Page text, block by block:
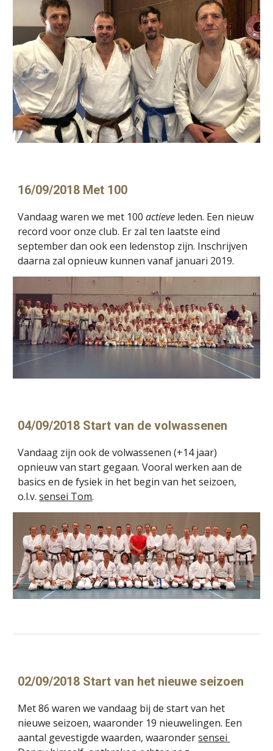
16/09/2018 Met 100
Vandaag waren we met 100 actieve leden. Een nieuw
record voor onze club. Er zal ten laatste eind
september dan ook een ledenstop zijn. Inschrijven
daarna zal opnieuw kunnen vanaf januari 2019.
04/09/2018 Start van de volwassenen
Vandaag zijn ook de volwassenen (+14 jaar)
opnieuw van start gegaan. Vooral werken aan de
basics en de fysiek in het begin van het seizoen,
o.l.v. sensei Tom.
02/09/2018 Start van het nieuwe seizoen
Met 86 waren we vandaag bij de start van het
nieuwe seizoen, waaronder 19 nieuwelingen. Een
aantal gevestigde waarden, waaronder sensei